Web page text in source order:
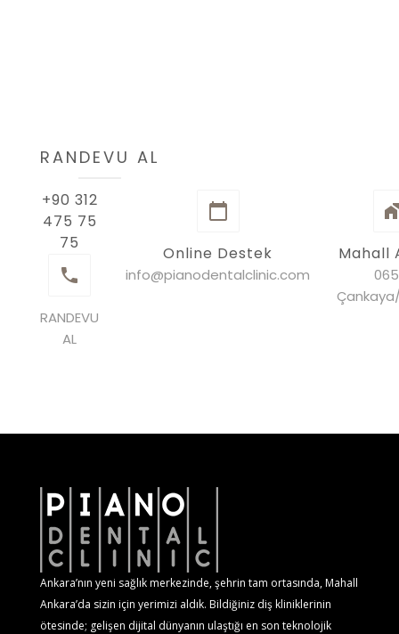
RANDEVU AL
+90 312
475 75
75
RANDEVU
AL
Online Destek
info@pianodentalclinic.com
Mahall
Ankara’nın yeni sağlık merkezinde, şehrin tam ortasında, Mahall
Ankara’da sizin için yerimizi aldık. Bildiğiniz diş kliniklerinin
ötesinde; gelişen dijital dünyanın ulaştığı en son teknolojik